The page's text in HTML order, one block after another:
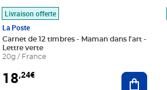
au panier
Livraison offerte
La Poste
Carnet de 12 timbres - Maman dans l'art -
Lettre verte
20g / France
18,24€